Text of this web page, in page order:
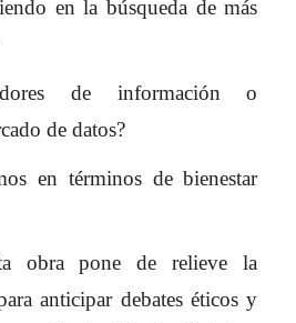
en la búsqueda de más
de información o
de datos?
en términos de bienestar
obra pone de relieve la
anticipar debates éticos y